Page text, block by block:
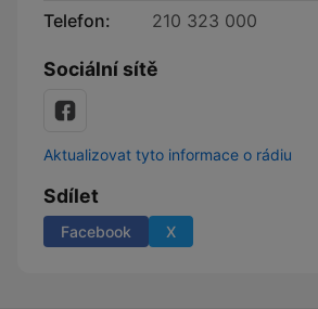
Telefon:
210 323 000
Sociální sítě
Aktualizovat tyto informace o rádiu
Sdílet
Facebook X